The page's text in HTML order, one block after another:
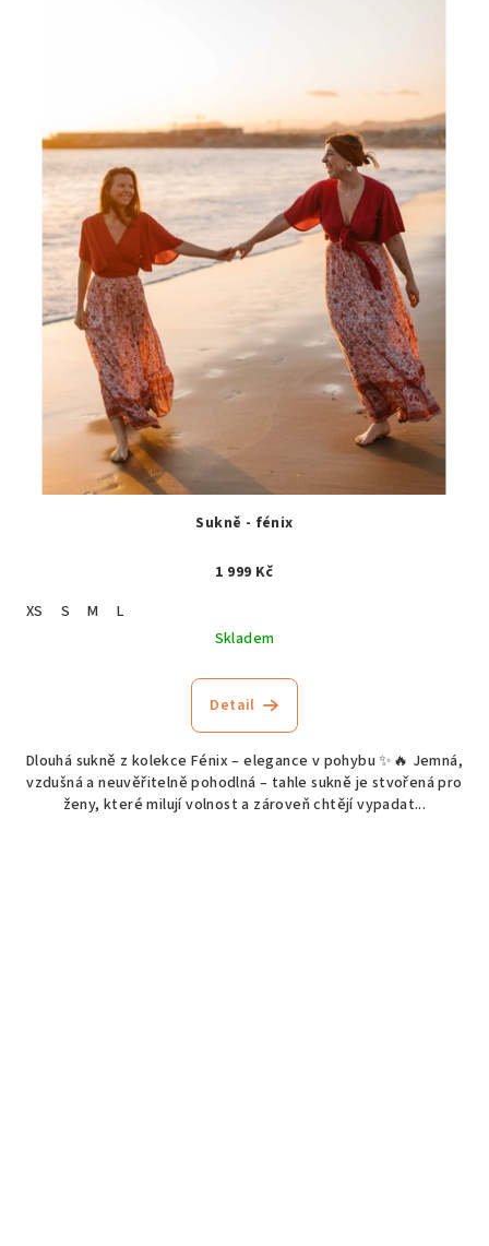
Sukně - fénix
1 999 Kč
XS
S M
L
Skladem
Detail
Dlouhá sukně z kolekce Fénix – elegance v pohybu ✨🔥 Jemná,
vzdušná a neuvěřitelně pohodlná – tahle sukně je stvořená pro
ženy, které milují volnost a zároveň chtějí vypadat...